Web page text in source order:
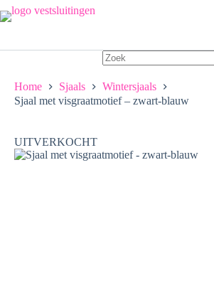
Ga
naar
Home Sjaals
Wintersjaals
Sjaal met visgraatmotief – zwart-blauw
UITVERKOCHT